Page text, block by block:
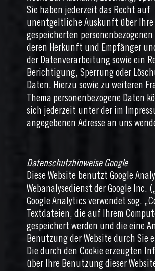
Sie haben jederzeit das Recht auf
unentgeltliche Auskunft über Ihre
gespeicherten
deren Herkunft und Empfänger
der Datenverarbeitung sowie ein
Berichtigung, Sperrung oder
Daten. Hierzu sowie zu weiteren
Thema personenbezogene Daten
sich jederzeit unter der im
angegebenen Adresse an uns
Datenschutzhinweise Google
Diese Website benutzt Google
Webanalysedienst der Google Inc.
Google Analytics verwendet sog.
Textdateien, die auf Ihrem
gespeichert werden und die eine
Benutzung der Website durch Sie
Die durch den Cookie erzeugten
über Ihre Benutzung dieser